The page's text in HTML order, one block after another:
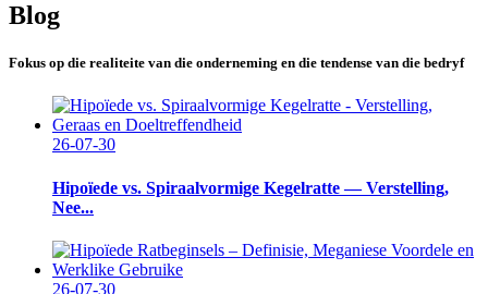
Blog
Fokus op die realiteite van die onderneming en die tendense van die bedryf
26-07-30
Hipoïede vs. Spiraalvormige Kegelratte — Verstelling,
Nee...
26-07-30